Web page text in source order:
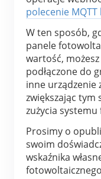
polecenie MQTT
W ten sposób,
panele
wartość, możesz
podłączone do
inne urządzenie
zwiększając tym
zużycia
Prosimy o
swoim
wskaźnika
fotowoltaicznego